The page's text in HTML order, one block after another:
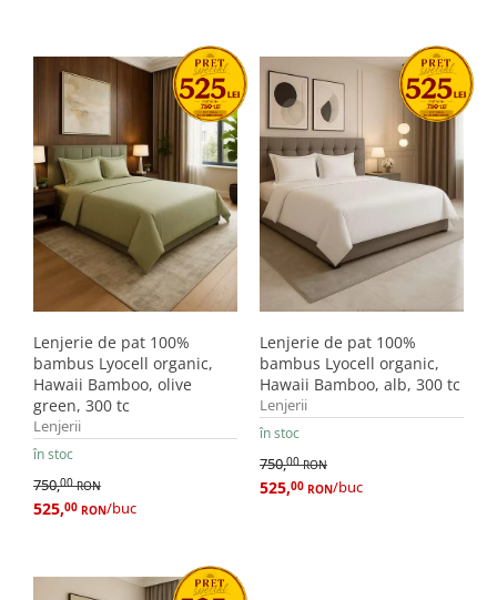
Lenjerie de pat 100%
bambus Lyocell organic,
Hawaii Bamboo, olive
green, 300 tc
Lenjerii
în stoc
750,00 RON
525,00 RON/buc
Lenjerie de pat 100%
bambus Lyocell organic,
Hawaii Bamboo, alb, 300 tc
Lenjerii
în stoc
750,00 RON
525,00 RON/buc